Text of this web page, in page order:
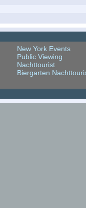
New York Events
Public Viewing
Nachttourist
Biergarten